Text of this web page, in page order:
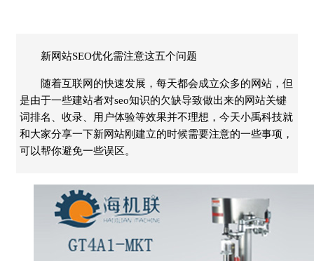
新网站SEO优化需注意这五个问题
随着互联网的快速发展，每天都会成立众多的网站，但
是由于一些建站者对seo知识的欠缺导致做出来的网站关键
词排名、收录、用户体验等效果并不理想，今天小禹科技就
和大家分享一下新网站刚建立的时候需要注意的一些事项，
可以帮你避免一些误区。